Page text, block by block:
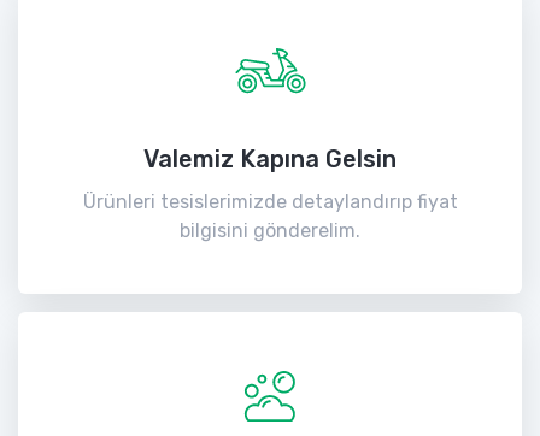
Valemiz Kapına Gelsin
Ürünleri tesislerimizde detaylandırıp fiyat
bilgisini gönderelim.